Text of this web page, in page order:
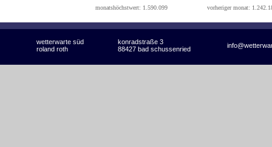
monatshöchstwert: 1.590.099 vorheriger monat:
wetterwarte süd konradstraße 3
roland roth 88427 bad schussenried